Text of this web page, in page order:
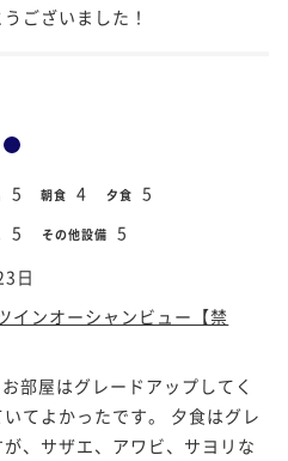
ございました！
5 朝食 4 夕食 5
5 その他設備 5
日
インオーシャンビュー【禁
部屋はグレードアップしてく
てよかったです。 夕食はグレ
、サザエ、アワビ、サヨリな